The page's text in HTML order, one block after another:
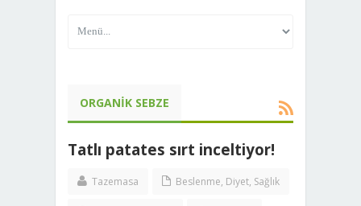
ORGANIK SEBZE
Tatlı patates sırt inceltiyor!
Tazemasa Beslenme, Diyet, Sağlık